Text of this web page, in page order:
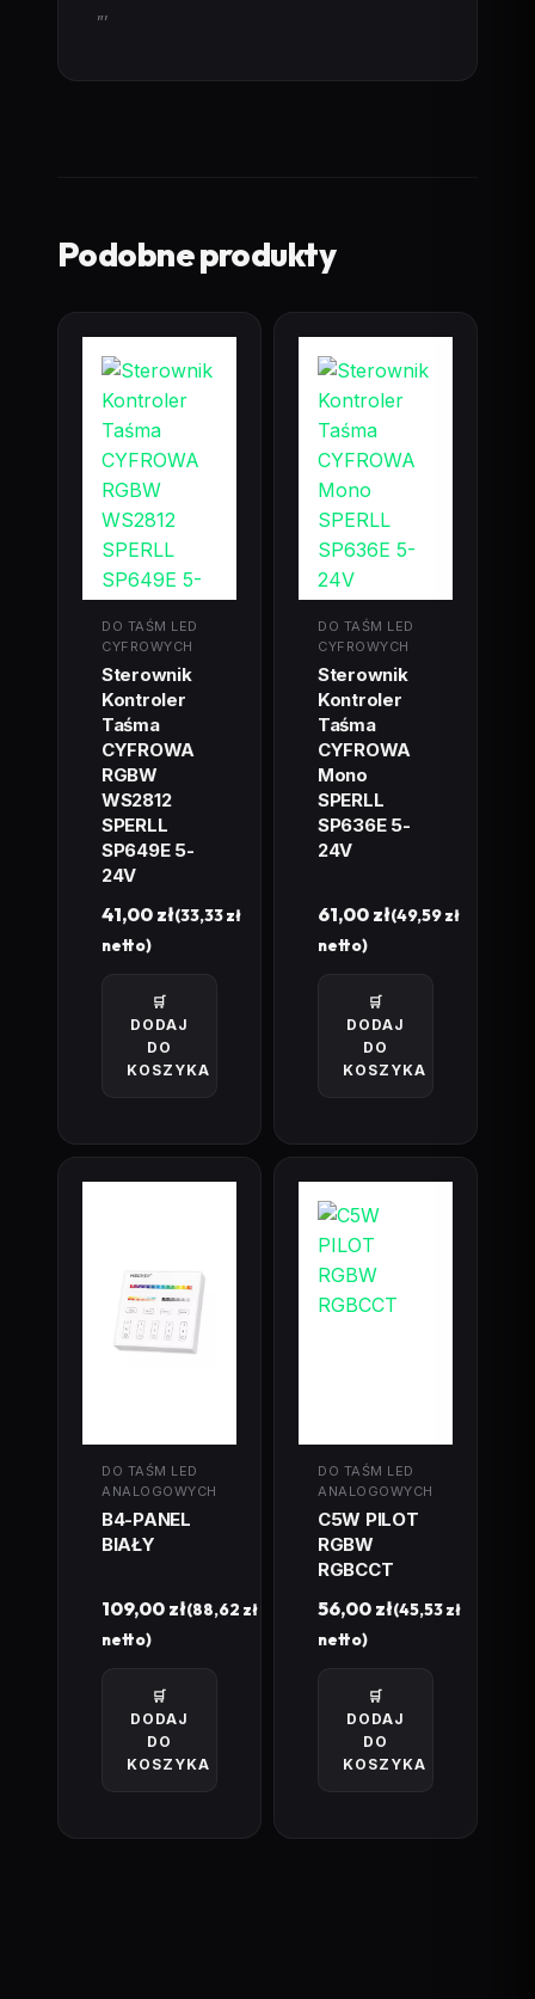
Podobne produkty
DO TAŚM LED
CYFROWYCH
Sterownik
Kontroler
Taśma
CYFROWA
RGBW
WS2812
SPERLL
SP649E 5-
24V
41,00 zł(33,33zł
netto)
🛒
DODAJ
DO
KOSZYKA
DO TAŚM LED
CYFROWYCH
Sterownik
Kontroler
Taśma
CYFROWA
Mono
SPERLL
SP636E 5-
24V
61,00 zł(49,59zł
netto)
🛒
DODAJ
DO
KOSZYKA
DO TAŚM LED
ANALOGOWYCH
B4-PANEL
BIAŁY
109,00 zł(88,62 zł
netto)
🛒
DODAJ
DO
KOSZYKA
DO TAŚM LED
ANALOGOWYCH
C5W PILOT
RGBW
RGBCCT
56,00 zł(45,53zł
netto)
🛒
DODAJ
DO
KOSZYKA